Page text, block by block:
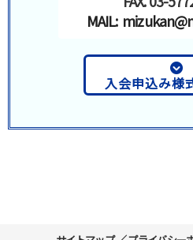
MAIL:
入会申込み様